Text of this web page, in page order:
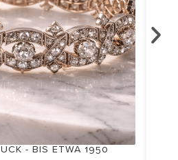
- BIS ETWA 1950